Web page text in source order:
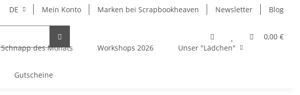
DE Mein Konto Marken bei Scrapbookheaven Newsletter Blog
0,00 €
Schnapp des Monats Workshops 2026 Unser "Lädchen"
Gutscheine